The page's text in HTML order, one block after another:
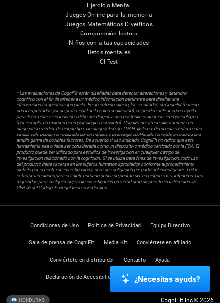
Ejercicio Mental
Juegos Online para la memoria
Juegos Matemáticos Divertidos
Comprensión lectora
Niños con altas capacidades
Retos mentales
CI Test
* Las evaluaciones de CogniFit están diseñadas para detectar alteraciones y deterioro
cognitivo con el fin de ofrecer a un médico información pertinente para diseñar una
intervención terapéutica apropiada. En un entorno clínico, los resultados de CogniFit (cuando
son interpretados por un profesional de la salud cualificado), se pueden utilizar como ayuda
para determinar si un individuo debe ser dirigido a una posterior evaluación neuropsicológica
(por ejemplo, un examen neuropsicológico completo). CogniFit no ofrece directamente un
diagnóstico médico de ningún tipo. Un diagnóstico de TDAH, dislexia, demencia o enfermedad
similar sólo puede ser realizada por un médico o psicólogo cualificado teniendo en cuenta una
amplia gama de posibles factores. De acuerdo al uso indicado, CogniFit no indica que esta
herramienta sea o deba ser considerada como un dispositivo médico certicado por la FDA. El
producto puede ser utilizado para estudios de investigación en cualquier campo de
investigación relacionado con la cognición. Si se utiliza para fines de investigación, todo uso
del producto debe hacerse en los sujetos humanos apropiados conforme al procedimiento
dictado por el centro de investigación y será una obligación por parte del investigador. Todas
estas protecciones para el sujeto humano nunca no podrán ser, en ningún caso, inferiores a las
requeridas para cualquier sujeto de investigación en virtud de lo dispuesto en la Sección 45
CFR 46 del Código de Regulaciones Federales.
Condiciones de Uso Política de Privacidad Equipo Directivo
Sala de prensa de CogniFit Media Kit Conviértete en afiliado
Conviértete en distribuidor Contacto Ayuda
Declaración de Accesibilidad Centro de Confianza
HONDURAS CogniFit Inc © 2026
¿Necesitas ayuda?